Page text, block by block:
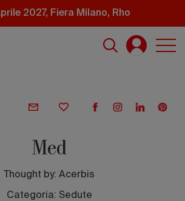
2027, Fiera Milano, Rho
Med
Thought by: Acerbis
Categoria: Sedute